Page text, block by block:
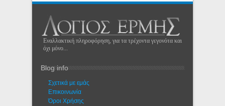
Εναλλακτική πληροφόρηση, για τα τρέχοντα γεγονότα και
όχι μόνο...
Blog info
Σχετικά με εμάς
Eπικοινωνία
Όροι Χρήσης